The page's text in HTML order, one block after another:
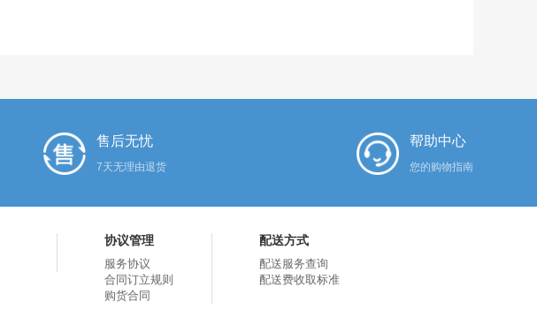
售后无忧
7天无理由退货
帮助中心
您的购物指南
协议管理
服务协议
合同订立规则
购货合同
配送方式
配送服务查询
配送费收取标准